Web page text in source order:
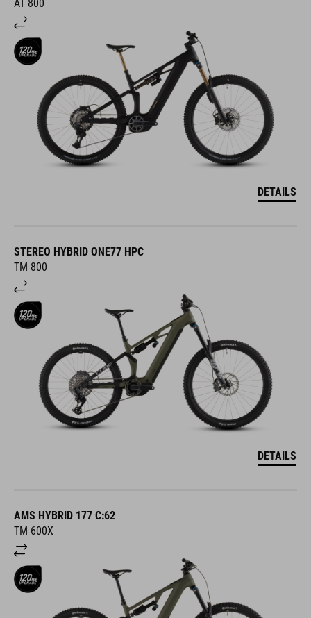
AT 800
DETAILS
STEREO HYBRID ONE77 HPC
TM 800
DETAILS
AMS HYBRID 177 C:62
TM 600X